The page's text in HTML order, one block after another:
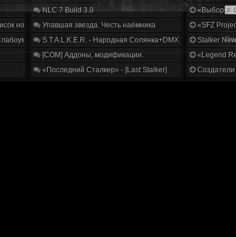
нововведений
и отвага
NLC 7 Build 3.0
Упавшая звезда. Честь наёмника
S.T.A.L.K.E.R. - Народная Солянка+DMX 1.3.5.ООП.МА.К.
[COM] Аддоны, модификации.
«Последний Сталкер» - [Last Stalker]
«Выбор» -
«SFZ
Stalker
«Legend
Создатели